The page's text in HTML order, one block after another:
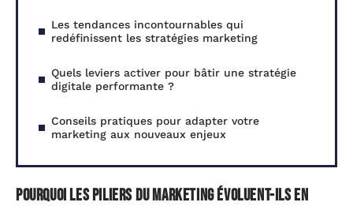
Les tendances incontournables qui
redéfinissent les stratégies marketing
Quels leviers activer pour bâtir une stratégie
digitale performante ?
Conseils pratiques pour adapter votre
marketing aux nouveaux enjeux
Pourquoi les piliers du marketing évoluent-ils en